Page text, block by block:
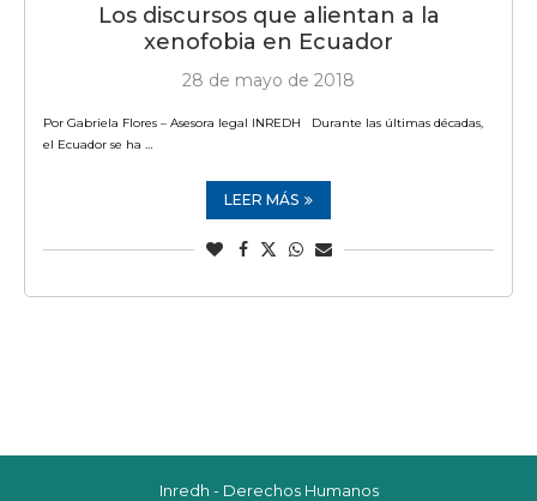
Los discursos que alientan a la
xenofobia en Ecuador
28 de mayo de 2018
Por Gabriela Flores – Asesora legal INREDH Durante las últimas décadas,
el Ecuador se ha …
LEER MÁS
Inredh - Derechos Humanos